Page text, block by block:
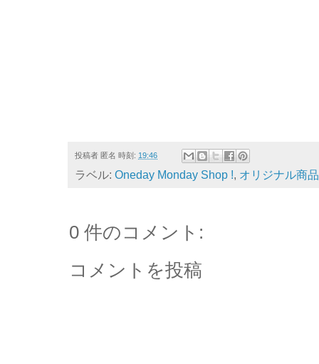
投稿者 匿名 時刻: 19:46
ラベル: Oneday Monday Shop !, オリジナル商
0 件のコメント:
コメントを投稿